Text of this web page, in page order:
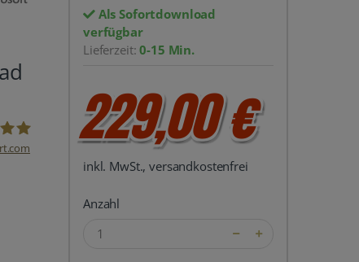
Als Sofortdownload
verfügbar
Lieferzeit:0-15 Min.
229,00 €
inkl. MwSt., versandkostenfrei
Anzahl